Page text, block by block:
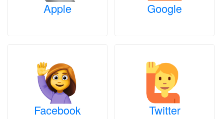
Apple Google
Facebook Twitter